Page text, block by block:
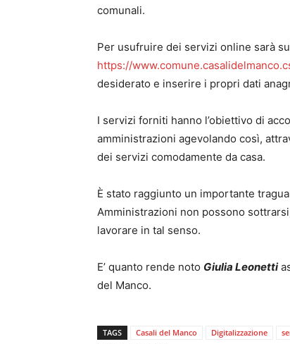
comunali.
Per usufruire dei servizi online sarà
https://
desiderato e inserire i propri dati
I servizi forniti hanno l’obiettivo di
amministrazioni agevolando così,
dei servizi comodamente da casa.
È stato raggiunto un importante
Amministrazioni non possono
lavorare in tal senso.
E’ quanto rende noto Giulia Leonetti
del Manco.
TAGS Casali del Manco Digitalizzazione